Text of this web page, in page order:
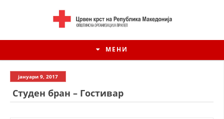
МЕНИ
јануари 9, 2017
Студен бран – Гостивар